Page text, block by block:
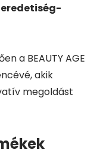
a BEAUTY AGE
akik
megoldást